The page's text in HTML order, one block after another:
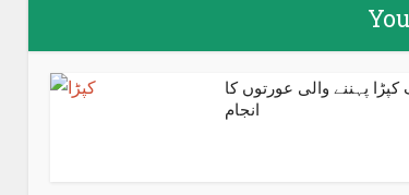
کپڑا پہننے والی عورتوں کا
انجام